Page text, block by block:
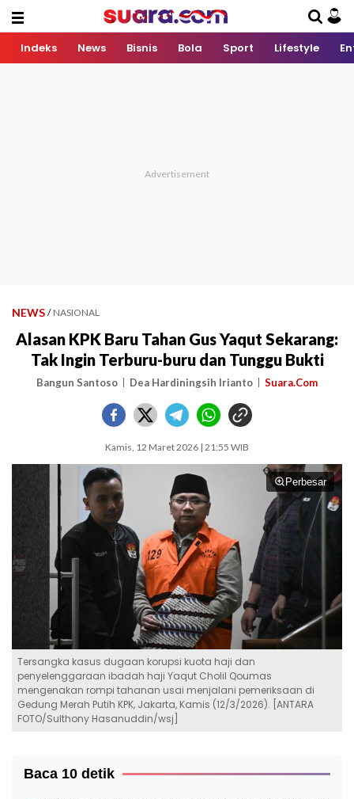
Indeks News Bisnis Bola Sport Lifestyle
NEWS / NASIONAL
Alasan KPK Baru Tahan Gus Yaqut Sekarang:
Tak Ingin Terburu-buru dan Tunggu Bukti
Bangun Santoso Dea Hardiningsih Irianto Suara.Com
Kamis, 12 Maret 2026 | 21:55 WIB
Perbesar
Tersangka kasus dugaan korupsi kuota haji dan
penyelenggaraan ibadah haji Yaqut Cholil Qoumas
mengenakan rompi tahanan usai menjalani pemeriksaan di
Gedung Merah Putih KPK, Jakarta, Kamis (12/3/2026). [ANTARA
FOTO/Sulthony Hasanuddin/wsj]
Baca 10 detik